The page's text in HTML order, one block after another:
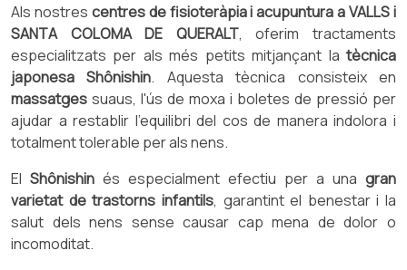
Als nostres centres de fisioteràpia i acupuntura a VALLS i
SANTA COLOMA DE QUERALT, oferim tractaments
especialitzats per als més petits mitjançant la tècnica
japonesa Shônishin. Aquesta tècnica consisteix en
massatges suaus, l'ús de moxa i boletes de pressió per
ajudar a restablir l'equilibri del cos de manera indolora i
totalment tolerable per als nens.
El Shônishin és especialment efectiu per a una gran
varietat de trastorns infantils, garantint el benestar i la
salut dels nens sense causar cap mena de dolor o
incomoditat.